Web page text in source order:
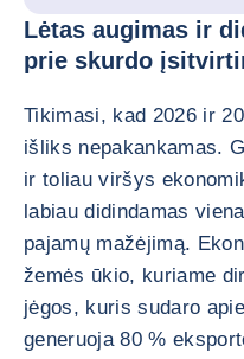
Lėtas augimas ir
prie skurdo
Tikimasi, kad 2026 ir
išliks nepakankamas.
ir toliau viršys
labiau didindamas
pajamų mažėjimą.
žemės ūkio, kuriame
jėgos, kuris sudaro
generuoja 80 %